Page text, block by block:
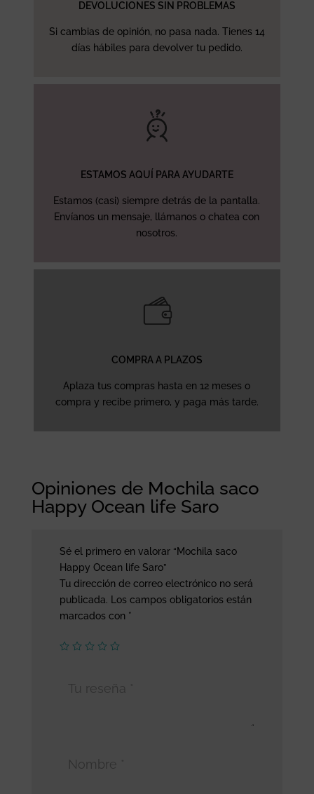
DEVOLUCIONES SIN PROBLEMAS
Si cambias de opinión, no pasa nada. Tienes 14
días hábiles para devolver tu pedido.
ESTAMOS AQUÍ PARA AYUDARTE
Estamos (casi) siempre detrás de la pantalla.
Envíanos un mensaje, llámanos o chatea con
nosotros.
COMPRA A PLAZOS
Aplaza tus compras hasta en 12 meses o
compra y recibe primero, y paga más tarde.
Opiniones de Mochila saco
Happy Ocean life Saro
Sé el primero en valorar “Mochila saco
Happy Ocean life Saro”
Tu dirección de correo electrónico no será
publicada. Los campos obligatorios están
marcados con *